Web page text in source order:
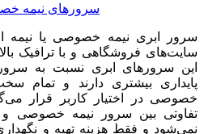
سرورهای نیمه
سرور ابری نیمه خصوصی یا نیمه
سایت‌های فروشگاهی و با ترافیک
این سرورهای ابری نسبت به
پایداری بیشتری دارند و تمام
خصوصی در اختیار کاربر قرار
تفاوتی بین سرور نیمه خصوصی
نمی‌شود و فقط هزینه تهیه و